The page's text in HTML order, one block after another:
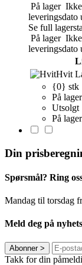
På lager
leveringsdato
Se full
På lager
leveringsdato
Hvit
{0} stk
På
Utsolgt
På lager
Din
Spørsmål? Ring
Mandag til torsdag
Meld deg på
Abonner>
Takk for din